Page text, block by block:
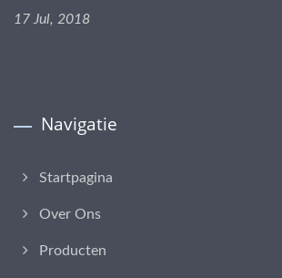
17 Jul, 2018
Navigatie
Startpagina
Over Ons
Producten